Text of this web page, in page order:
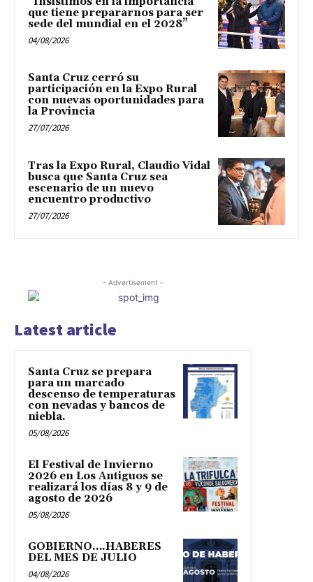
que tiene prepararnos para ser
sede del mundial en el 2028”
04/08/2026
Santa Cruz cerró su
participación en la Expo Rural
con nuevas oportunidades para
la Provincia
27/07/2026
Tras la Expo Rural, Claudio Vidal
busca que Santa Cruz sea
escenario de un nuevo
encuentro productivo
27/07/2026
- Advertisement -
Latest article
Santa Cruz se prepara
para un marcado
descenso de temperaturas
con nevadas y bancos de
niebla.
05/08/2026
El Festival de Invierno
2026 en Los Antiguos se
realizará los días 8 y 9 de
agosto de 2026
05/08/2026
GOBIERNO….HABERES
DEL MES DE JULIO
04/08/2026